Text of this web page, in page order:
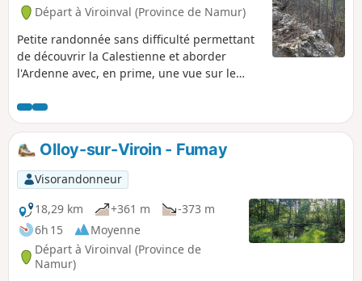
Départ à Viroinval (Province de Namur)
Petite randonnée sans difficulté permettant
de découvrir la Calestienne et aborder
l'Ardenne avec, en prime, une vue sur le
Vierves.
Olloy-sur-Viroin - Fumay
Visorandonneur
18,29 km
+361 m
-373 m
6h 15
Moyenne
Départ à Viroinval (Province de
Namur)